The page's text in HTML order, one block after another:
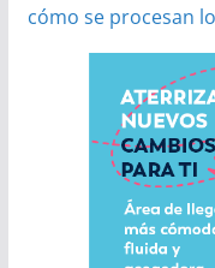
cómo se procesan